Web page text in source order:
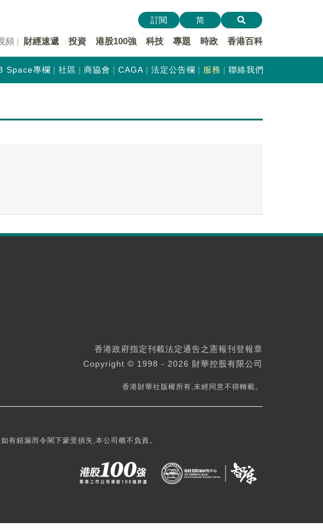
頻 財經速遞 投資 港股100強 科技 專題 時政 香港百科
訂閱 简
Space專欄 社區 商協會 CAGA 法定公告欄 服務 聯絡我們
香港政府指定刊載法定通告之憲報刊登報章
Copyright © 1998 - 2026 財華控股有限公司
香港財華社版權所有,未經同意不得轉載。
有錯漏而令閣下蒙受損失,本公司概不負責。